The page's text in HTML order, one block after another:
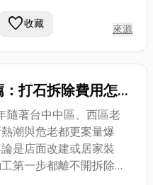
favorite收藏 來源
打石拆除費用怎
運流程與安心工程
隨著台中中區、西區老
潮與危老都更案量爆
是店面改建或居家裝
第一步都離不開拆除工